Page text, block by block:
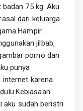
75 kg. Aku
dari keluarga
jilbab,
porno dan
punya
internet karena
aku sudah beristri